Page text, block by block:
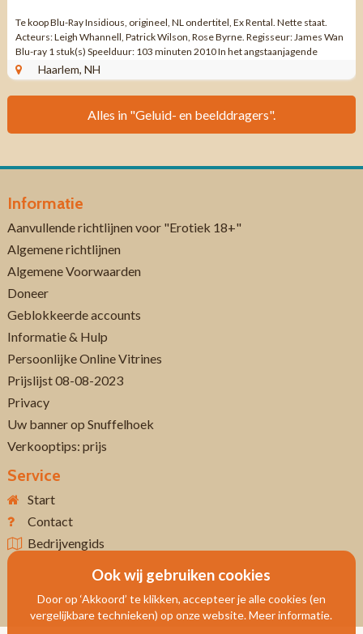
Te koop Blu-Ray Insidious, origineel, NL ondertitel, Ex Rental. Nette staat.
Acteurs: Leigh Whannell, Patrick Wilson, Rose Byrne. Regisseur: James Wan
Blu-ray 1 stuk(s) Speelduur: 103 minuten 2010 In het angstaanjagende
Insidious ...Haarlem, NH
Alles in "Geluid- en beelddragers".
Informatie
Aanvullende richtlijnen voor "Erotiek 18+"
Algemene richtlijnen
Algemene Voorwaarden
Doneer
Geblokkeerde accounts
Informatie & Hulp
Persoonlijke Online Vitrines
Prijslijst 08-08-2023
Privacy
Uw banner op Snuffelhoek
Verkooptips: prijs
Service
Start
Contact
Bedrijvengids
Ook wij gebruiken cookies
Door op ‘Akkoord’ te klikken, accepteer je alle cookies (en
vergelijkbare technieken) op onze website. Meer informatie.